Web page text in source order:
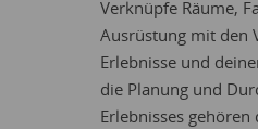
Verknüpfe Räume,
Ausrüstung mit den
Erlebnisse und
die Planung und
Erlebnisses gehören